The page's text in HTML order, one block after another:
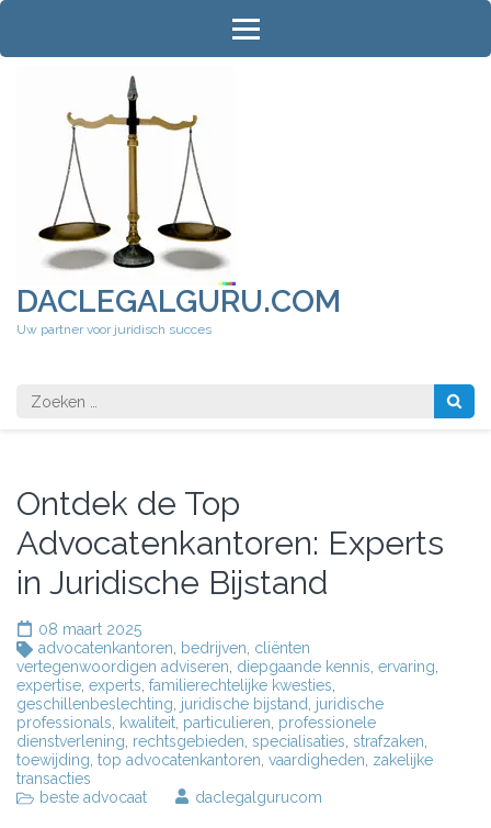
Ga
inhoud
DACLEGALGURU.COM
Uw partner voor juridisch succes
Zoeken
naar:
Ontdek de Top
Advocatenkantoren: Experts
in Juridische Bijstand
08 maart 2025
advocatenkantoren
bedrijven cliënten
vertegenwoordigen adviseren diepgaande kennis ervaring
expertise experts familierechtelijke kwesties
geschillenbeslechting juridische bijstand
juridische
professionals
kwaliteit particulieren professionele
dienstverlening rechtsgebieden specialisaties strafzaken
toewijding top advocatenkantoren vaardigheden zakelijke
transacties
beste advocaat
daclegalgurucom